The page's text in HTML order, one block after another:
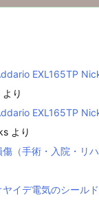
EXL165TP
より
EXL165TP
より
（手術・入院・リハ
ヤイデ電気のシール